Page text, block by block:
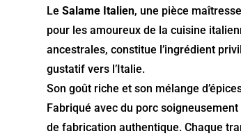
LeSalame Italien, une pièce
pour les amoureux de la cuisine
ancestrales, constitue l’ingrédient
gustatif vers l’Italie.
Son goût riche et son mélange
Fabriqué avec du porc
de fabrication authentique. Chaque